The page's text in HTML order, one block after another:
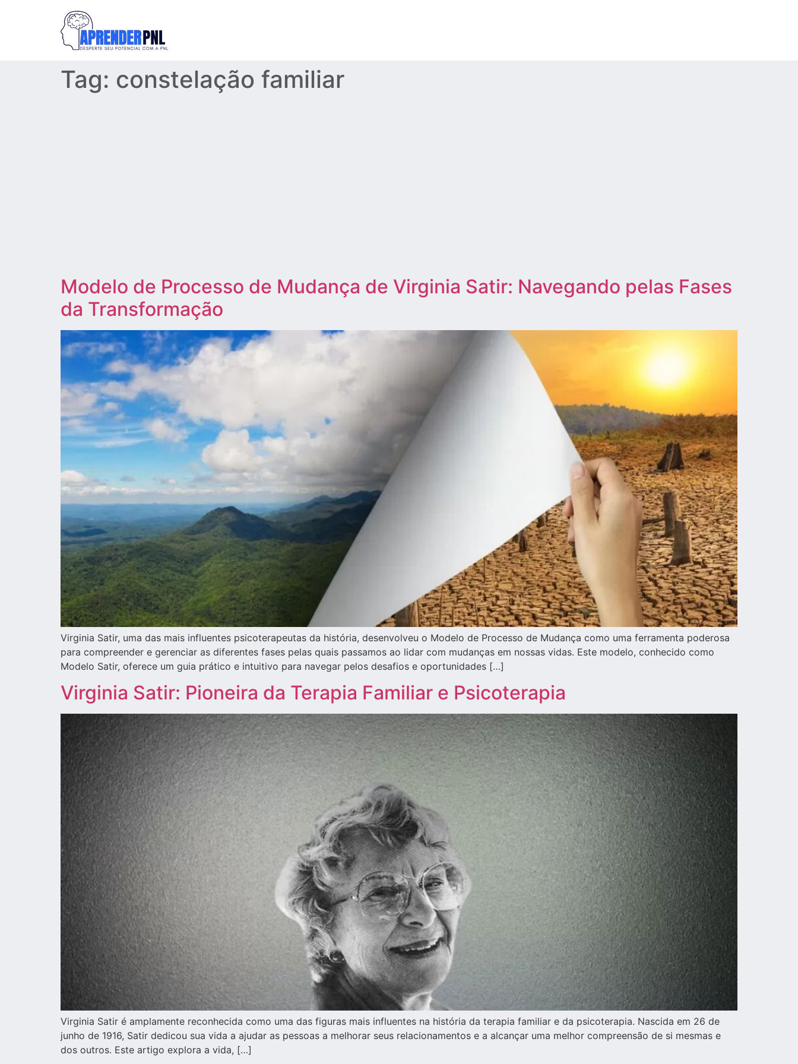
Tag: constelação familiar
Modelo de Processo de Mudança de Virginia Satir: Navegando pelas Fases
da Transformação
Virginia Satir, uma das mais influentes psicoterapeutas da história, desenvolveu o Modelo de Processo de Mudança como uma ferramenta poderosa
para compreender e gerenciar as diferentes fases pelas quais passamos ao lidar com mudanças em nossas vidas. Este modelo, conhecido como
Modelo Satir, oferece um guia prático e intuitivo para navegar pelos desafios e oportunidades […]
Virginia Satir: Pioneira da Terapia Familiar e Psicoterapia
Virginia Satir é amplamente reconhecida como uma das figuras mais influentes na história da terapia familiar e da psicoterapia. Nascida em 26 de
junho de 1916, Satir dedicou sua vida a ajudar as pessoas a melhorar seus relacionamentos e a alcançar uma melhor compreensão de si mesmas e
dos outros. Este artigo explora a vida, […]